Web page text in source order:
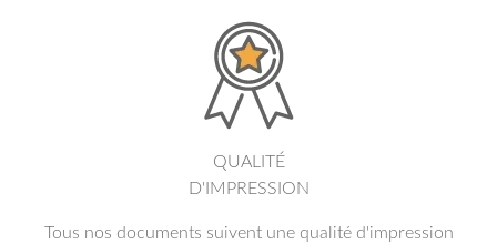
QUALITÉ
D'IMPRESSION
Tous nos documents suivent une qualité d'impression